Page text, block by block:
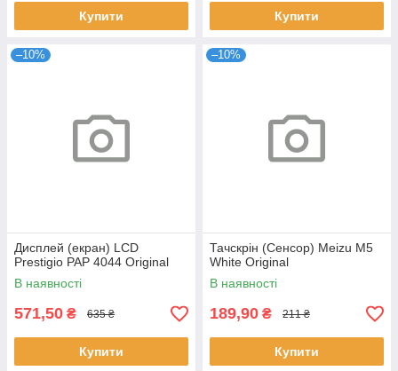
Купити Купити
–10%
Дисплей (екран) LCD
Prestigio PAP 4044 Original
В наявності
571,50 ₴ 635 ₴
Купити
–10%
Тачскрін (Сенсор) Meizu M5
White Original
В наявності
189,90 ₴ 211 ₴
Купити